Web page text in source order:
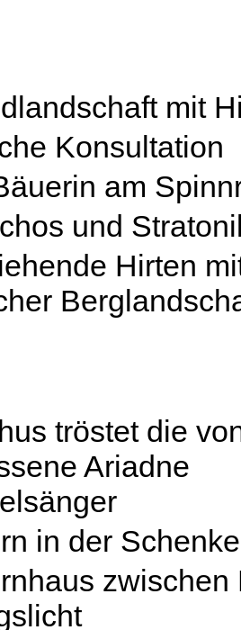
mit
Konsultation
am
und
Hirten
tröstet die
Ariadne
in der Schenke
zwischen